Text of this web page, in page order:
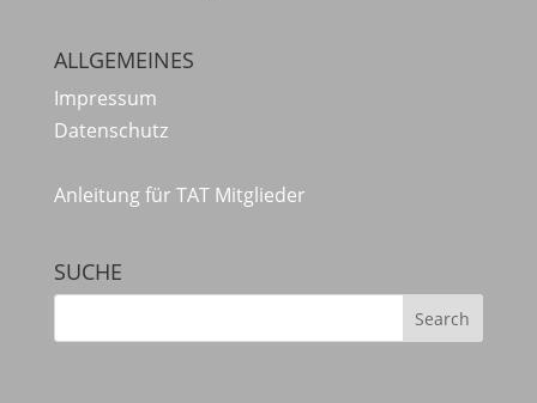
ALLGEMEINES
Impressum
Datenschutz
Anleitung für TAT Mitglieder
SUCHE